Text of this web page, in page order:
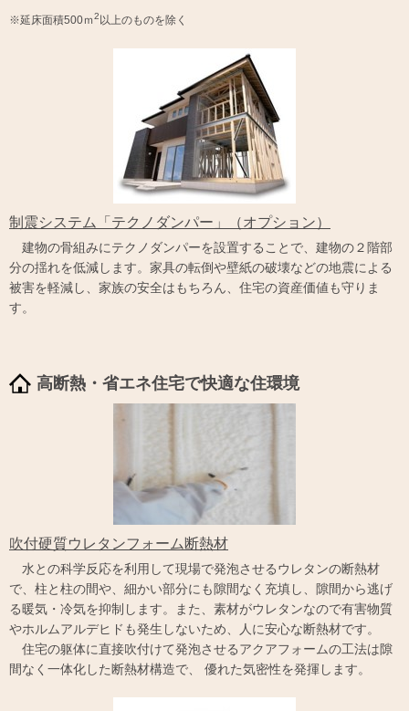
※延床面積500ｍ2 以上のものを除く
制震システム「テクノダンパー」（オプション）
建物の骨組みにテクノダンパーを設置することで、建物の２階部
分の揺れを低減します。家具の転倒や壁紙の破壊などの地震による
被害を軽減し、家族の安全はもちろん、住宅の資産価値も守りま
す。
高断熱・省エネ住宅で快適な住環境
吹付硬質ウレタンフォーム断熱材
水との科学反応を利用して現場で発泡させるウレタンの断熱材
で、柱と柱の間や、細かい部分にも隙間なく充填し、隙間から逃げ
る暖気・冷気を抑制します。また、素材がウレタンなので有害物質
やホルムアルデヒドも発生しないため、人に安心な断熱材です。
住宅の躯体に直接吹付けて発泡させるアクアフォームの工法は隙
間なく一体化した断熱材構造で、 優れた気密性を発揮します。